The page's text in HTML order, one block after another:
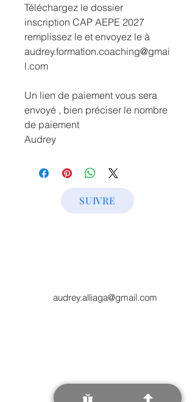
Téléchargez le dossier
inscription CAP AEPE 2027
remplissez le et envoyez le à
audrey.formation.coaching@gmai
l.com
Un lien de paiement vous sera
envoyé , bien préciser le nombre
de paiement
Audrey
SUIVRE
audrey.alliaga@gmail.com